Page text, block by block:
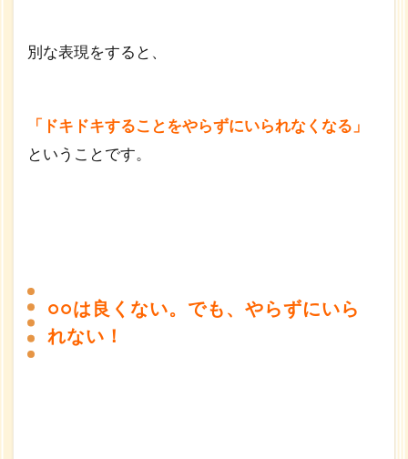
別な表現をすると、
「ドキドキすることをやらずにいられなくなる」
ということです。
○○は良くない。でも、やらずにいら
れない！